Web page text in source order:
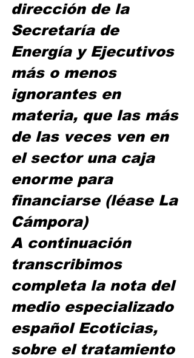
dirección de la
Secretaría de
Energía y Ejecutivos
más o menos
ignorantes en
materia, que las más
de las veces ven en
el sector una caja
enorme para
financiarse (léase La
Cámpora)
A continuación
transcribimos
completa la nota del
medio especializado
español Ecoticias,
sobre el tratamiento